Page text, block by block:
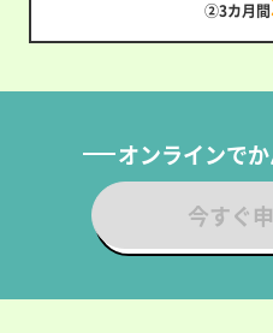
②3カ月間
オンラインで
今すぐ